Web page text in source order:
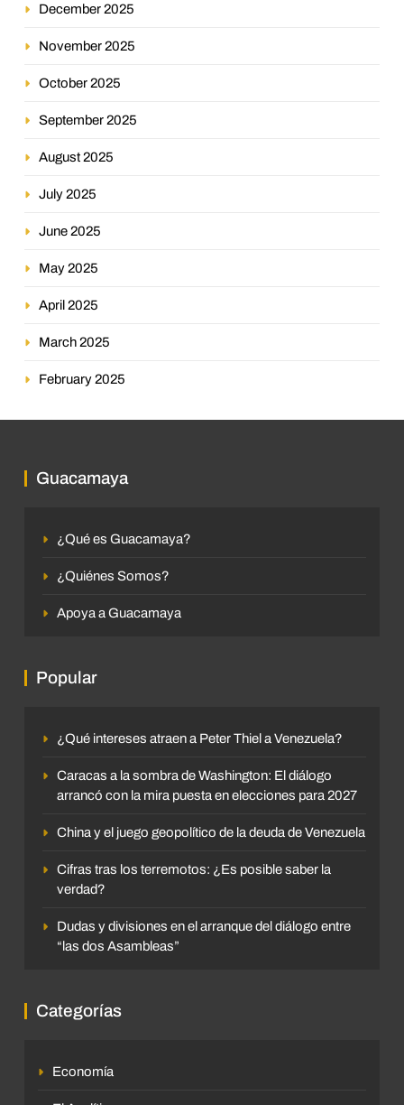
December 2025
November 2025
October 2025
September 2025
August 2025
July 2025
June 2025
May 2025
April 2025
March 2025
February 2025
Guacamaya
¿Qué es Guacamaya?
¿Quiénes Somos?
Apoya a Guacamaya
Popular
¿Qué intereses atraen a Peter Thiel a Venezuela?
Caracas a la sombra de Washington: El diálogo
arrancó con la mira puesta en elecciones para 2027
China y el juego geopolítico de la deuda de Venezuela
Cifras tras los terremotos: ¿Es posible saber la
verdad?
Dudas y divisiones en el arranque del diálogo entre
“las dos Asambleas”
Categorías
Economía